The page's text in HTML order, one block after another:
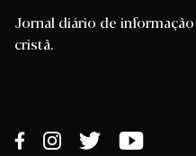
Jornal diário de
cristã.